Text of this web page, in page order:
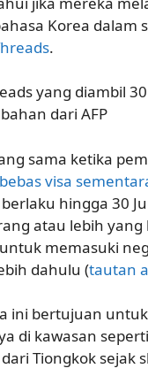
Korea dalam
.
yang diambil
dari AFP
sama ketika
visa
hingga 30
atau lebih yang
memasuki
dahulu (tautan
ini bertujuan
di kawasan
Tiongkok sejak